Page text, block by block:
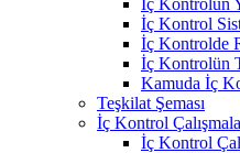
İç Kontrol
İç Kontrolde
İç Kontrolün
Kamuda İç
Teşkilat Şeması
İç Kontrol
İç Kontrol